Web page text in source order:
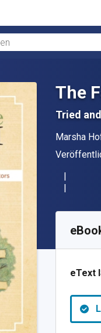
The
Tried
Autor(en)
Marsha
Verleger
SKU:
eText